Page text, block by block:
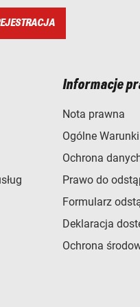
Informacje
Nota prawna
Ogólne
Ochrona
Prawo do
Formularz
Deklaracja
Ochrona